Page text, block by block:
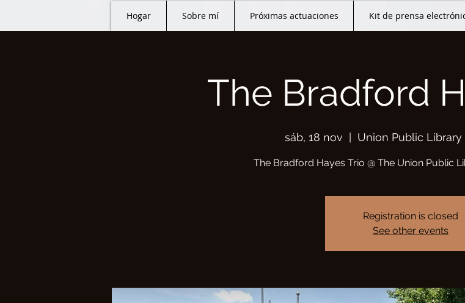
Hogar Sobre mí Próximas actuaciones Kit de prensa
The Bradford
sáb, 18 nov Union Public Library
The Bradford Hayes Trio @ The Union Public
Registration is closed
See other events